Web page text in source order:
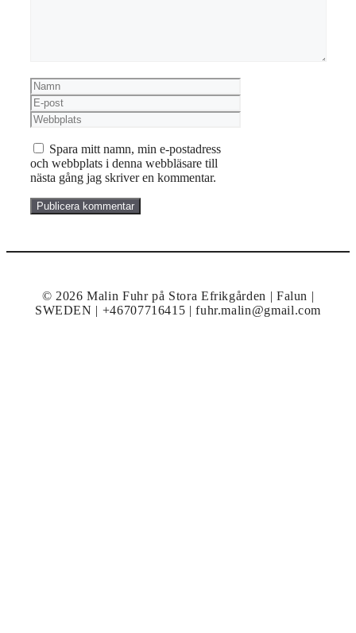
Namn
E-
post
Webbplats
Spara mitt namn, min e-postadress
och webbplats i denna webbläsare till
nästa gång jag skriver en kommentar.
© 2026 Malin Fuhr på Stora Efrikgården | Falun |
SWEDEN | +46707716415 | fuhr.malin@gmail.com